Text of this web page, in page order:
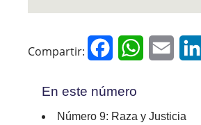
Compartir: FacebookWhatsApp
Email
En este número
Número 9: Raza y Justicia